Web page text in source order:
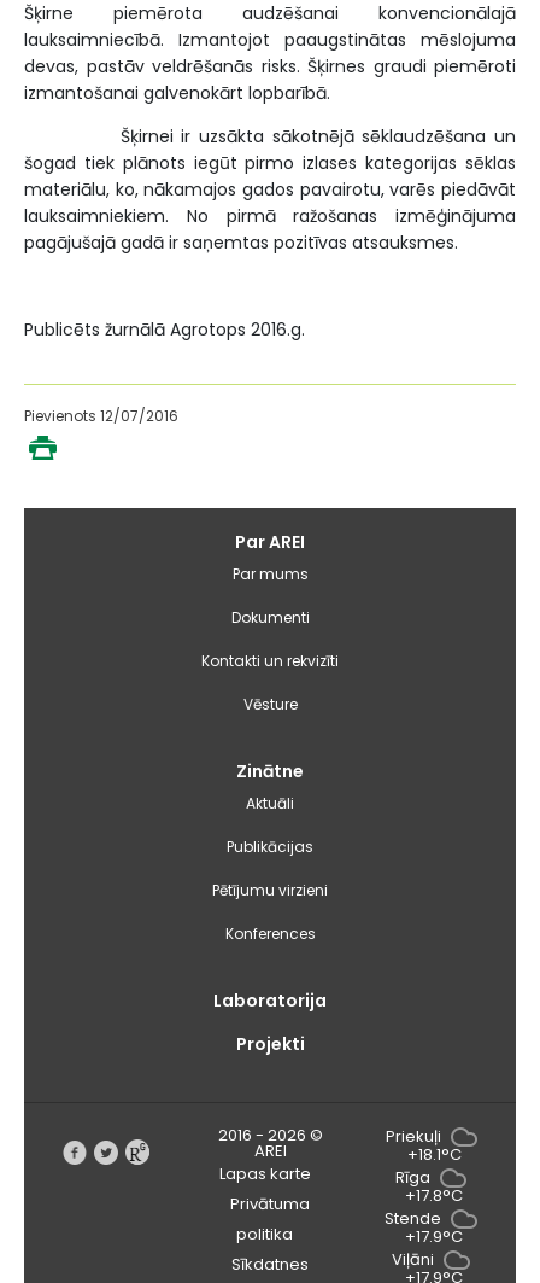
Šķirne piemērota audzēšanai konvencionālajā
lauksaimniecībā. Izmantojot paaugstinātas mēslojuma
devas, pastāv veldrēšanās risks. Šķirnes graudi piemēroti
izmantošanai galvenokārt lopbarībā.
Šķirnei ir uzsākta sākotnējā sēklaudzēšana un
šogad tiek plānots iegūt pirmo izlases kategorijas sēklas
materiālu, ko, nākamajos gados pavairotu, varēs piedāvāt
lauksaimniekiem. No pirmā ražošanas izmēģinājuma
pagājušajā gadā ir saņemtas pozitīvas atsauksmes.
Publicēts žurnālā Agrotops 2016.g.
Pievienots 12/07/2016
Par AREI
Par mums
Dokumenti
Kontakti un rekvizīti
Vēsture
Zinātne
Aktuāli
Publikācijas
Pētījumu virzieni
Konferences
Laboratorija
Projekti
Priekuļi
+18.1°C
Rīga
+17.8°C
Stende
+17.9°C
Viļāni
+17.9°C
2016 - 2026 ©
AREI
Lapas karte
Privātuma
politika
Sīkdatnes